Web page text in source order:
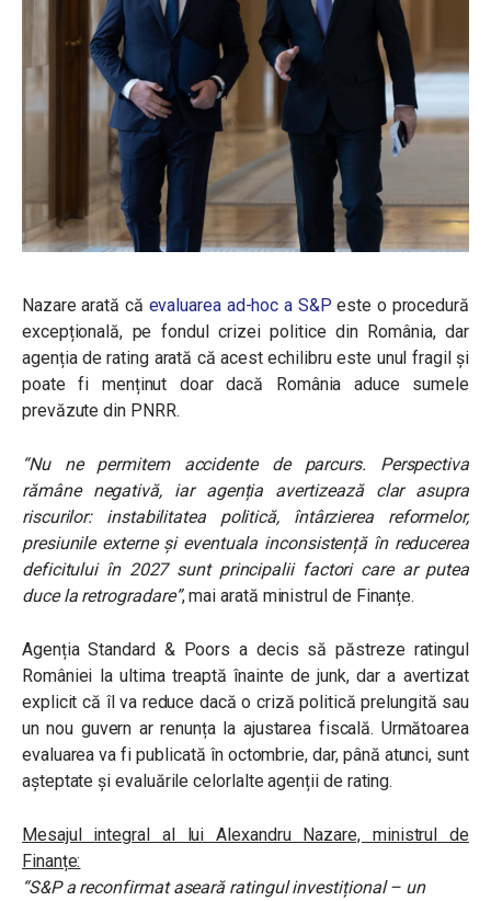
Nazare arată că evaluarea ad-hoc a S&P este o procedură
excepțională, pe fondul crizei politice din România, dar
agenția de rating arată că acest echilibru este unul fragil și
poate fi menținut doar dacă România aduce sumele
prevăzute din PNRR.
“Nu ne permitem accidente de parcurs. Perspectiva
rămâne negativă, iar agenția avertizează clar asupra
riscurilor: instabilitatea politică, întârzierea reformelor,
presiunile externe și eventuala inconsistență în reducerea
deficitului în 2027 sunt principalii factori care ar putea
duce la retrogradare”, mai arată ministrul de Finanțe.
Agenția Standard & Poors a decis să păstreze ratingul
României la ultima treaptă înainte de junk, dar a avertizat
explicit că îl va reduce dacă o criză politică prelungită sau
un nou guvern ar renunța la ajustarea fiscală. Următoarea
evaluarea va fi publicată în octombrie, dar, până atunci, sunt
așteptate și evaluările celorlalte agenții de rating.
Mesajul integral al lui Alexandru Nazare, ministrul de
Finanțe:
“S&P a reconfirmat aseară ratingul investițional – un